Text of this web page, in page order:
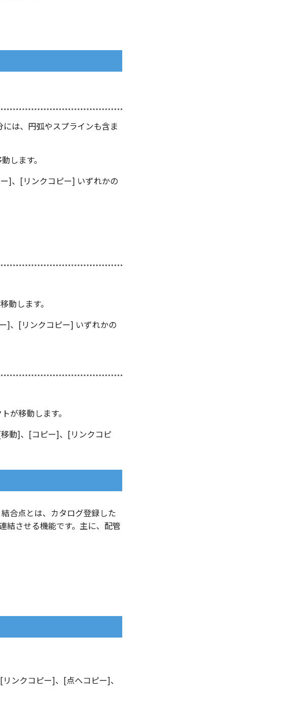
は、円弧やスプラインも含ま
します。
]、[リンクコピー] いずれかの
動します。
]、[リンクコピー] いずれかの
が移動します。
動]、[コピー]、[リンクコピ
合点とは、カタログ登録した
結させる機能です。主に、配管
ンクコピー]、[点へコピー]、